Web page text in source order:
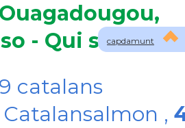
capdamunt
- Qui som?
catalans
,